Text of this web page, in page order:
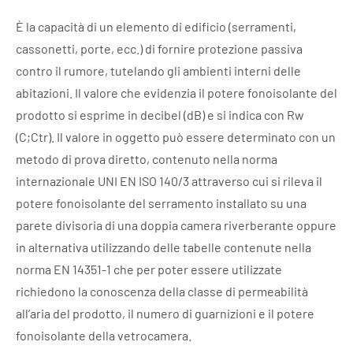
È la capacità di un elemento di edificio (serramenti,
cassonetti, porte, ecc.) di fornire protezione passiva
contro il rumore, tutelando gli ambienti interni delle
abitazioni. Il valore che evidenzia il potere fonoisolante del
prodotto si esprime in decibel (dB) e si indica con Rw
(C;Ctr). Il valore in oggetto può essere determinato con un
metodo di prova diretto, contenuto nella norma
internazionale UNI EN ISO 140/3 attraverso cui si rileva il
potere fonoisolante del serramento installato su una
parete divisoria di una doppia camera riverberante oppure
in alternativa utilizzando delle tabelle contenute nella
norma EN 14351-1 che per poter essere utilizzate
richiedono la conoscenza della classe di permeabilità
all’aria del prodotto, il numero di guarnizioni e il potere
fonoisolante della vetrocamera.